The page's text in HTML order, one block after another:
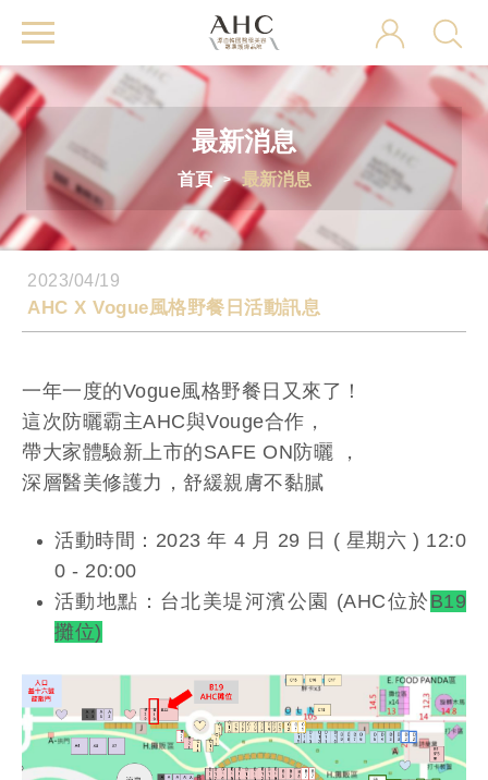
最新消息
首頁 最新消息
2023/04/19
AHC X Vogue風格野餐日活動訊息
一年一度的Vogue風格野餐日又來了！
這次防曬霸主AHC與Vouge合作，
帶大家體驗新上市的SAFE ON防曬 ，
深層醫美修護力，舒緩親膚不黏膩
活動時間：2023 年 4 月 29 日 ( 星期六 ) 12:0
0 - 20:00
活動地點：台北美堤河濱公園 (AHC位於 B19
攤位)